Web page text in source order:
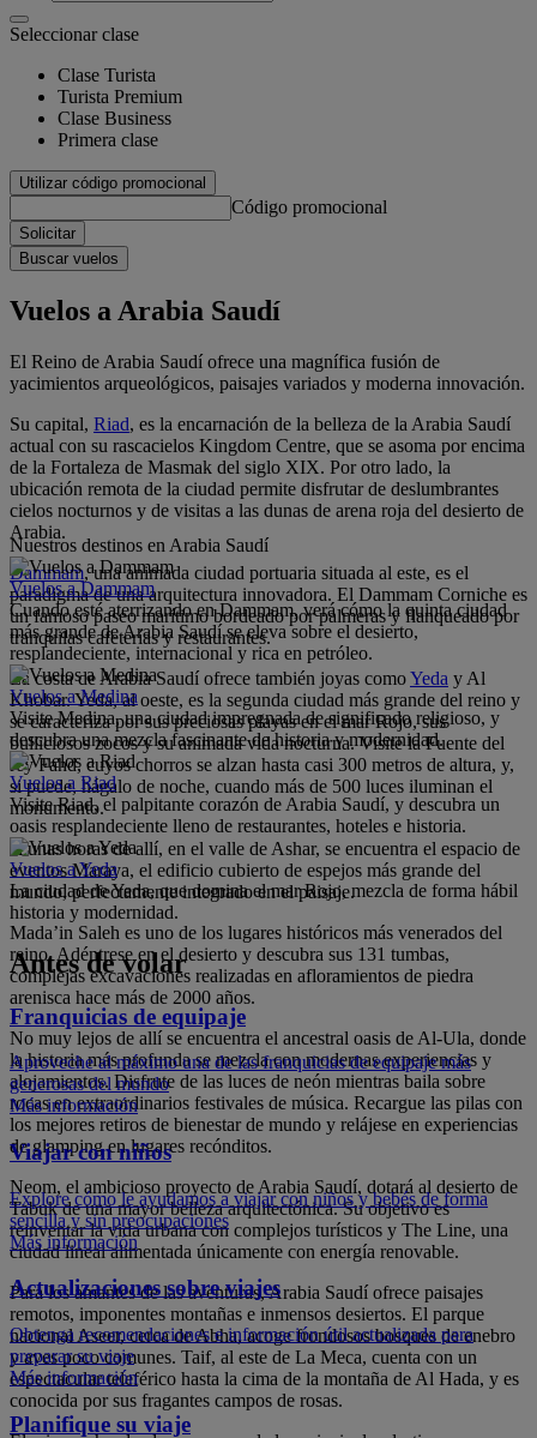
Seleccionar clase
Clase Turista
Turista Premium
Clase Business
Primera clase
Utilizar código promocional
Código promocional
Solicitar
Buscar vuelos
Vuelos a Arabia Saudí
El Reino de Arabia Saudí ofrece una magnífica fusión de
yacimientos arqueológicos, paisajes variados y moderna innovación.
Su capital, Riad, es la encarnación de la belleza de la Arabia Saudí
actual con su rascacielos Kingdom Centre, que se asoma por encima
de la Fortaleza de Masmak del siglo XIX. Por otro lado, la
ubicación remota de la ciudad permite disfrutar de deslumbrantes
cielos nocturnos y de visitas a las dunas de arena roja del desierto de
Arabia.
Dammam, una animada ciudad portuaria situada al este, es el
paradigma de una arquitectura innovadora. El Dammam Corniche es
un famoso paseo marítimo bordeado por palmeras y flanqueado por
tranquilas cafeterías y restaurantes.
La costa de Arabia Saudí ofrece también joyas comoYeda y Al
Khobar. Yeda, al oeste, es la segunda ciudad más grande del reino y
se caracteriza por sus preciosas playas en el mar Rojo, sus
bulliciosos zocos y su animada vida nocturna. Visite la Fuente del
rey Fahd, cuyos chorros se alzan hasta casi 300 metros de altura, y,
si puede, hágalo de noche, cuando más de 500 luces iluminan el
monumento.
A unas horas de allí, en el valle de Ashar, se encuentra el espacio de
eventos Maraya, el edificio cubierto de espejos más grande del
mundo, perfectamente integrado en el paisaje.
Mada’in Saleh es uno de los lugares históricos más venerados del
reino. Adéntrese en el desierto y descubra sus 131 tumbas,
complejas excavaciones realizadas en afloramientos de piedra
arenisca hace más de 2000 años.
No muy lejos de allí se encuentra el ancestral oasis de Al-Ula, donde
la historia más profunda se mezcla con modernas experiencias y
alojamientos. Disfrute de las luces de neón mientras baila sobre
rocas en extraordinarios festivales de música. Recargue las pilas con
los mejores retiros de bienestar de mundo y relájese en experiencias
de glamping en lugares recónditos.
Neom, el ambicioso proyecto de Arabia Saudí, dotará al desierto de
Tabuk de una mayor belleza arquitectónica. Su objetivo es
reinventar la vida urbana con complejos turísticos y The Line, una
ciudad lineal alimentada únicamente con energía renovable.
Para los amantes de las aventuras, Arabia Saudí ofrece paisajes
remotos, imponentes montañas e inmensos desiertos. El parque
nacional Aseer, cerca de Abha, acoge frondosos bosques de enebro
y aves poco comunes. Taif, al este de La Meca, cuenta con un
espectacular teleférico hasta la cima de la montaña de Al Hada, y es
conocida por sus fragantes campos de rosas.
Nuestros destinos en Arabia Saudí
Vuelos a Dammam
Cuando esté aterrizando en Dammam, verá cómo la quinta ciudad
más grande de Arabia Saudí se eleva sobre el desierto,
resplandeciente, internacional y rica en petróleo.
Vuelos a Medina
Visite Medina, una ciudad impregnada de significado religioso, y
descubra una mezcla fascinante de historia y modernidad.
Vuelos a Riad
Visite Riad, el palpitante corazón de Arabia Saudí, y descubra un
oasis resplandeciente lleno de restaurantes, hoteles e historia.
Vuelos a Yeda
La ciudad de Yeda, que domina el mar Rojo, mezcla de forma hábil
historia y modernidad.
Antes de volar
Franquicias de equipaje
Aproveche al máximo una de las franquicias de equipaje más
generosas del mundo
Más información
Viajar con niños
Explore cómo le ayudamos a viajar con niños y bebés de forma
sencilla y sin preocupaciones
Más información
Actualizaciones sobre viajes
Obtenga recomendaciones e información útil actualizada para
preparar su viaje
Más información
Planifique su viaje